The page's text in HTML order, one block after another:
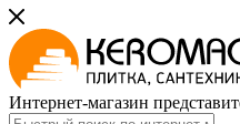
Интернет-магазин